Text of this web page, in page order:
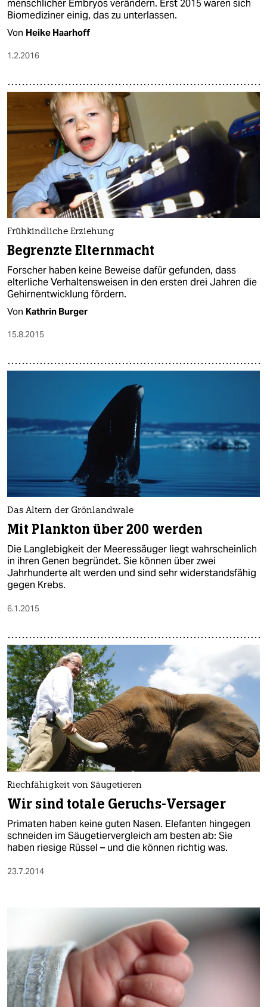
menschlicher Embryos verändern. Erst 2015 waren sich
Biomediziner einig, das zu unterlassen.
Von Heike Haarhoff
1.2.2016
Frühkindliche Erziehung
Begrenzte Elternmacht
Forscher haben keine Beweise dafür gefunden, dass
elterliche Verhaltensweisen in den ersten drei Jahren die
Gehirnentwicklung fördern.
Von Kathrin Burger
15.8.2015
Das Altern der Grönlandwale
Mit Plankton über 200 werden
Die Langlebigkeit der Meeressäuger liegt wahrscheinlich
in ihren Genen begründet. Sie können über zwei
Jahrhunderte alt werden und sind sehr widerstandsfähig
gegen Krebs.
6.1.2015
Riechfähigkeit von Säugetieren
Wir sind totale Geruchs-Versager
Primaten haben keine guten Nasen. Elefanten hingegen
schneiden im Säugetiervergleich am besten ab: Sie
haben riesige Rüssel – und die können richtig was.
23.7.2014